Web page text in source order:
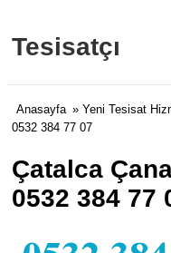
Tesisatçı
Anasayfa » Yeni Tesisat
0532 384 77 07
Çatalca
0532 384 77